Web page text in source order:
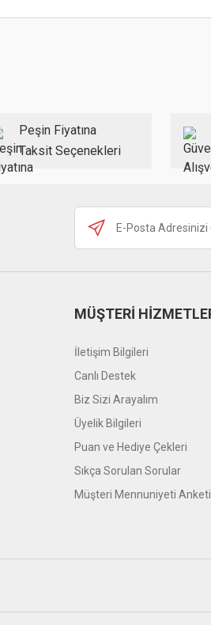
Gönder
Peşin Fiyatına
Taksit Seçenekleri
MÜŞTERİ
İletişim Bilgileri
Canlı Destek
Biz Sizi Arayalım
Üyelik Bilgileri
Puan ve Hediye Çekleri
Sıkça Sorulan Sorular
Müşteri Mennuniyeti Anketi